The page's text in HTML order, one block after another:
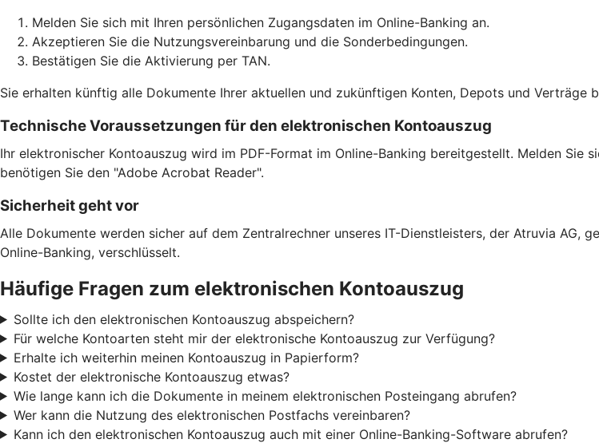
Melden Sie sich mit Ihren persönlichen Zugangsdaten im Online-Banking an.
Akzeptieren Sie die Nutzungsvereinbarung und die Sonderbedingungen.
Bestätigen Sie die Aktivierung per TAN.
Sie erhalten künftig alle Dokumente Ihrer aktuellen und zukünftigen Konten, Depots und
Technische Voraussetzungen für den elektronischen Kontoauszug
Ihr elektronischer Kontoauszug wird im PDF-Format im Online-Banking bereitgestellt. Melden Sie
benötigen Sie den "Adobe Acrobat Reader".
Sicherheit geht vor
Alle Dokumente werden sicher auf dem Zentralrechner unseres IT-Dienstleisters, der Atruvia AG,
Online-Banking, verschlüsselt.
Häufige Fragen zum elektronischen Kontoauszug
Sollte ich den elektronischen Kontoauszug abspeichern?
Für welche Kontoarten steht mir der elektronische Kontoauszug zur Verfügung?
Erhalte ich weiterhin meinen Kontoauszug in Papierform?
Kostet der elektronische Kontoauszug etwas?
Wie lange kann ich die Dokumente in meinem elektronischen Posteingang abrufen?
Wer kann die Nutzung des elektronischen Postfachs vereinbaren?
Kann ich den elektronischen Kontoauszug auch mit einer Online-Banking-Software abrufen?